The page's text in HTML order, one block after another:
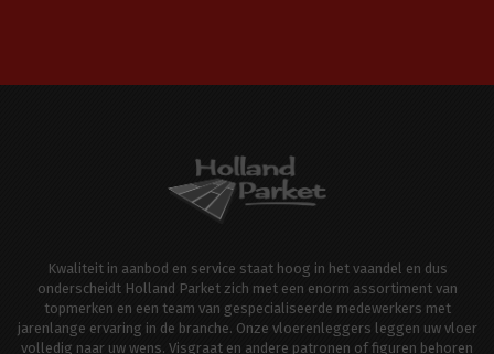
Kwaliteit in aanbod en service staat hoog in het vaandel en dus
onderscheidt Holland Parket zich met een enorm assortiment van
topmerken en een team van gespecialiseerde medewerkers met
jarenlange ervaring in de branche. Onze vloerenleggers leggen uw vloer
volledig naar uw wens. Visgraat en andere patronen of figuren behoren